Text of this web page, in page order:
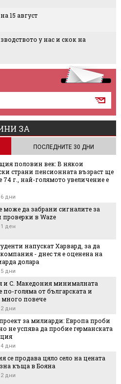
15 август
у нас и скок на
ЗА
ПОСЛЕДНИТЕ 30 ДНИ
половин век: В някои
страни пенсионната възраст ще
74 г., най-голямото увеличение е
дни
може да забрани сигналите за
проверки в Waze
ден
напускат Харвард, за да
- днес тя е оценена на
долара
дни
и С. Македония минималната
по-голяма от българската и
много повече
дни
за милиарди: Европа проби
не успява да пробие германската
дни
се продава цяло село на цената
къща в Бояна
дни